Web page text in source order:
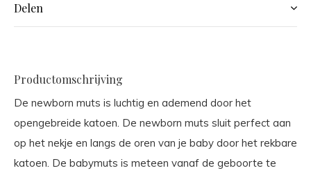
Delen
Productomschrijving
De newborn muts is luchtig en ademend door het
opengebreide katoen. De newborn muts sluit perfect aan
op het nekje en langs de oren van je baby door het rekbare
katoen. De babymuts is meteen vanaf de geboorte te